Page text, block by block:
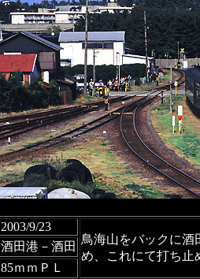
2003/9/23
鳥海山をバックに酒
め、これにて打ち止
酒田港－酒田
85ｍｍＰＬ